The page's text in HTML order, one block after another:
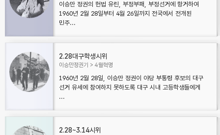
이승만 정권의 헌법 유린, 부정부패, 부정선거에 항거하여
1960년 2월 28일부터 4월 26일까지 전국에서 전개된
민주...
2.28대구학생시위
이승만정권기 4월혁명
1960년 2월 28일, 이승만 정권이 야당 부통령 후보의 대구
선거 유세에 참여하지 못하도록 대구 시내 고등학생들에게
...
2.28~3.14시위